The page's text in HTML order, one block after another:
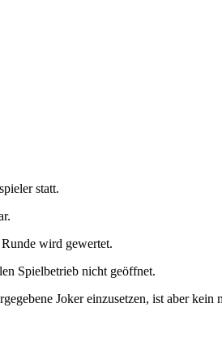
statt.
wird gewertet.
Spielbetrieb nicht geöffnet.
Joker einzusetzen, ist aber kein